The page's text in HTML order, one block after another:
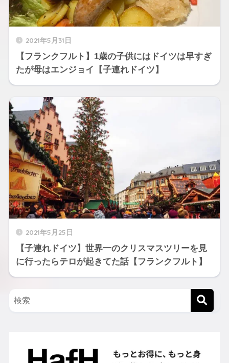
2021年5月31日
【フランクフルト】1歳の子供にはドイツは早すぎ
たが母はエンジョイ【子連れドイツ】
2021年5月25日
【子連れドイツ】世界一のクリスマスツリーを見
に行ったらテロが起きてた話【フランクフルト】